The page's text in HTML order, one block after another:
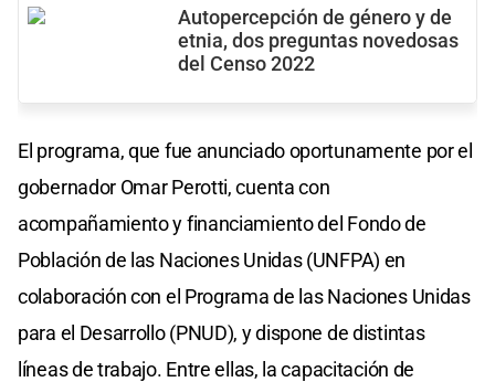
Autopercepción de género y de
etnia, dos preguntas novedosas
del Censo 2022
El programa, que fue anunciado oportunamente por el
gobernador Omar Perotti, cuenta con
acompañamiento y financiamiento del Fondo de
Población de las Naciones Unidas (UNFPA) en
colaboración con el Programa de las Naciones Unidas
para el Desarrollo (PNUD), y dispone de distintas
líneas de trabajo. Entre ellas, la capacitación de